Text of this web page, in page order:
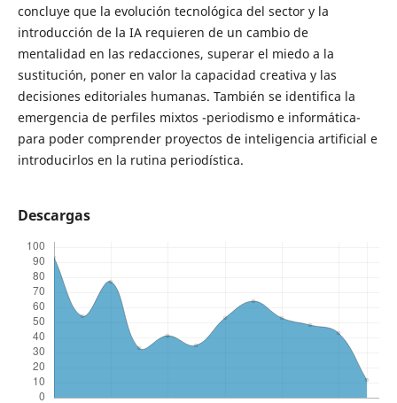
concluye que la evolución tecnológica del sector y la
introducción de la IA requieren de un cambio de
mentalidad en las redacciones, superar el miedo a la
sustitución, poner en valor la capacidad creativa y las
decisiones editoriales humanas. También se identifica la
emergencia de perfiles mixtos -periodismo e informática-
para poder comprender proyectos de inteligencia artificial e
introducirlos en la rutina periodística.
Descargas